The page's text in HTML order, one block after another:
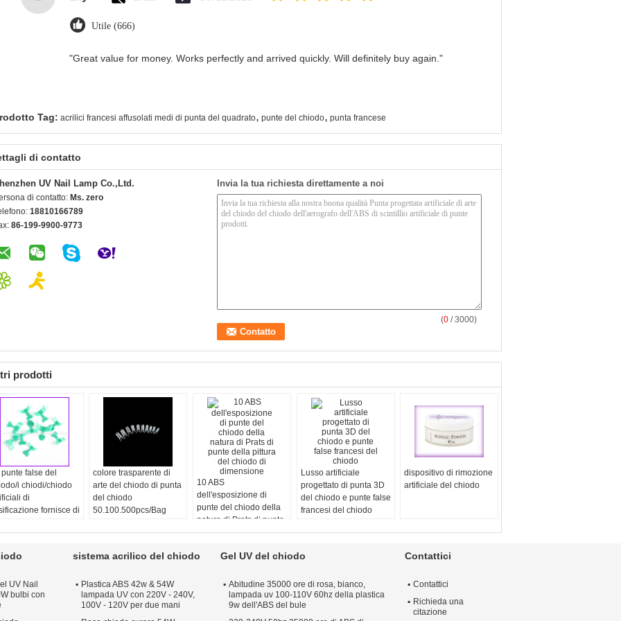
Utile (666)
"Great value for money. Works perfectly and arrived quickly. Will definitely buy again."
Tag: acrilici francesi affusolati medi di punta del quadrato, punte del chiodo, punta francese
di contatto
UV Nail Lamp Co.,Ltd.
di contatto: Ms. zero
18810166789
86-199-9900-9773
Invia la tua richiesta direttamente a noi
(0 / 3000)
prodotti
punte false del
i chiodi/chiodo
di
fornisce di
colore trasparente di
arte del chiodo di punta
del chiodo
50.100.500pcs/Bag
10 ABS
dell'esposizione di
punte del chiodo della
natura di Prats di punte
della pittura del chiodo
Lusso artificiale
progettato di punta 3D
del chiodo e punte false
francesi del chiodo
dispositivo di rimozione
artificiale del chiodo
UV Nail
bulbi con
sistema acrilico del chiodo
Plastica ABS 42w & 54W
lampada UV con 220V - 240V,
100V - 120V per due mani
Gel UV del chiodo
Abitudine 35000 ore di rosa, bianco,
lampada uv 100-110V 60hz della plastica
9w dell'ABS del bule
Contattici
Contattici
Richieda una
citazione